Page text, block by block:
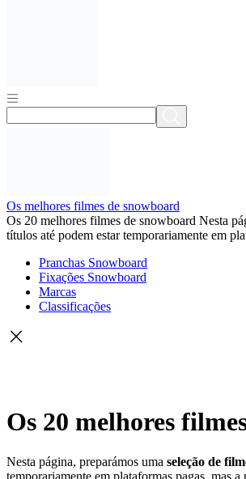
Os melhores filmes de snowboard
Os 20 melhores filmes de snowboard Nesta
títulos até podem estar temporariamente em
Pranchas Snowboard
Fixações Snowboard
Marcas
Classificações
Os 20 melhores
Nesta página, preparámos uma seleção de
temporariamente em plataformas pagas, mas